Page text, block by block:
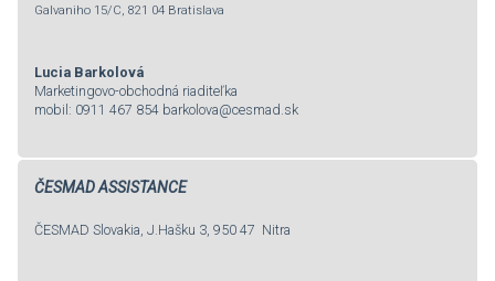
Galvaniho 15/C, 821 04 Bratislava
Lucia Barkolová
Marketingovo-obchodná riaditeľka
mobil: 0911 467 854 barkolova@cesmad.sk
ČESMAD ASSISTANCE
ČESMAD Slovakia, J.Hašku 3, 950 47 Nitra